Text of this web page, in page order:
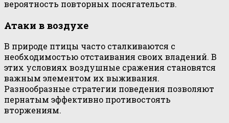
вероятность повторных посягательств.
Атаки в воздухе
В природе птицы часто сталкиваются с
необходимостью отстаивания своих владений. В
этих условиях воздушные сражения становятся
важным элементом их выживания.
Разнообразные стратегии поведения позволяют
пернатым эффективно противостоять
вторжениям.